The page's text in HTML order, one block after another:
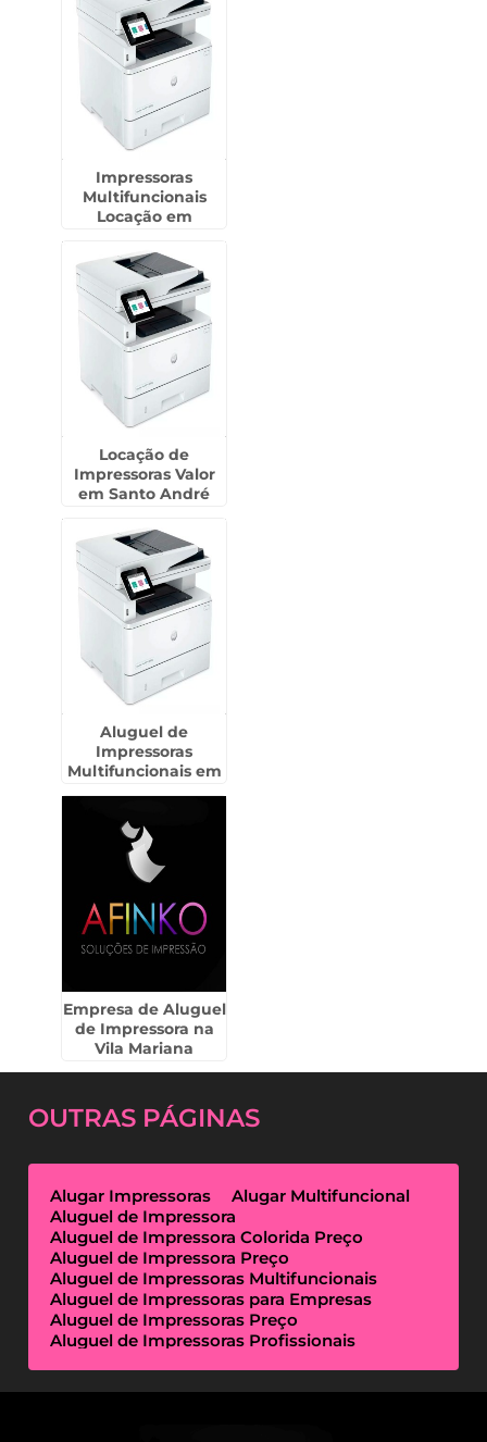
Impressoras
Multifuncionais
Locação em
Locação de
Impressoras Valor
em Santo André
Aluguel de
Impressoras
Multifuncionais em
Empresa de Aluguel
de Impressora na
Vila Mariana
OUTRAS PÁGINAS
Alugar Impressoras
Alugar Multifuncional
Aluguel de Impressora
Aluguel de Impressora Colorida Preço
Aluguel de Impressora Preço
Aluguel de Impressoras Multifuncionais
Aluguel de Impressoras para Empresas
Aluguel de Impressoras Preço
Aluguel de Impressoras Profissionais